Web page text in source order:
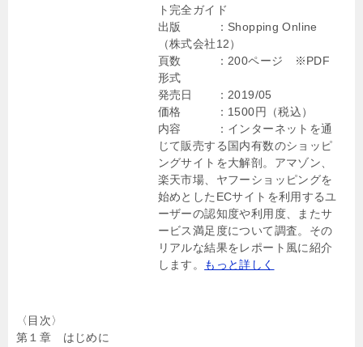
ト完全ガイド
出版 ：Shopping Online
（株式会社12）
頁数 ：200ページ ※PDF
形式
発売日 ：2019/05
価格 ：1500円（税込）
内容 ：インターネットを通
じて販売する国内有数のショッピ
ングサイトを大解剖。アマゾン、
楽天市場、ヤフーショッピングを
始めとしたECサイトを利用するユ
ーザーの認知度や利用度、またサ
ービス満足度について調査。その
リアルな結果をレポート風に紹介
します。
もっと詳しく
〈目次〉
第１章 はじめに